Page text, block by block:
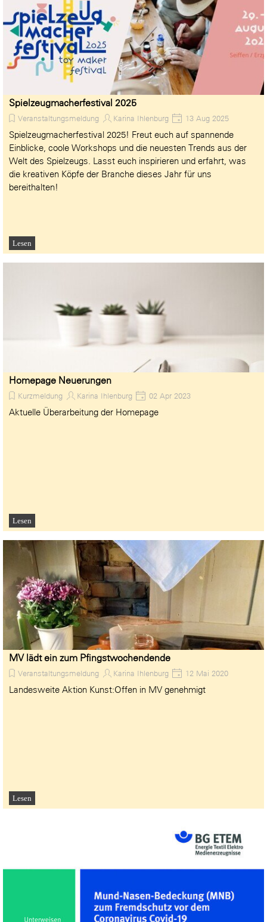
Spielzeugmacherfestival 2025
Veranstaltungsmeldung Karina Ihlenburg 13 Aug 2025
Spielzeugmacherfestival 2025! Freut euch auf spannende
Einblicke, coole Workshops und die neuesten Trends aus der
Welt des Spielzeugs. Lasst euch inspirieren und erfahrt, was
die kreativen Köpfe der Branche dieses Jahr für uns
bereithalten!
Lesen
Homepage Neuerungen
Kurzmeldung Karina Ihlenburg 02 Apr 2023
Aktuelle Überarbeitung der Homepage
Lesen
MV lädt ein zum Pfingstwochendende
Veranstaltungsmeldung Karina Ihlenburg 12 Mai 2020
Landesweite Aktion Kunst:Offen in MV genehmigt
Lesen